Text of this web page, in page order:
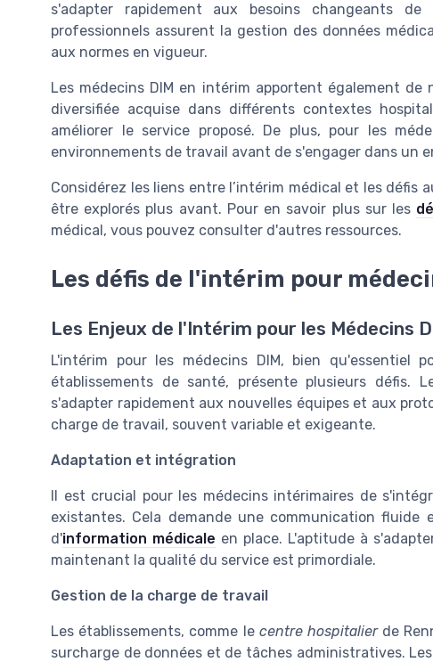
s'adapter rapidement aux besoins changeants
professionnels assurent la gestion des données
aux normes en vigueur.
Les médecins DIM en intérim apportent également de
diversifiée acquise dans différents contextes
améliorer le service proposé. De plus, pour les
environnements de travail avant de s'engager dans un
Considérez les liens entre l’intérim médical et les défis
être explorés plus avant. Pour en savoir plus sur les
médical, vous pouvez consulter d'autres ressources.
Les défis de l'intérim pour
Les Enjeux de l'Intérim pour les Médecins
L'intérim pour les médecins DIM, bien qu'essentiel
établissements de santé, présente plusieurs défis.
s'adapter rapidement aux nouvelles équipes et aux
charge de travail, souvent variable et exigeante.
Adaptation et intégration
Il est crucial pour les médecins intérimaires de
existantes. Cela demande une communication fluide
d'information médicale en place. L'aptitude à
maintenant la qualité du service est primordiale.
Gestion de la charge de travail
Les établissements, comme le centre hospitalierde
surcharge de données et de tâches administratives.